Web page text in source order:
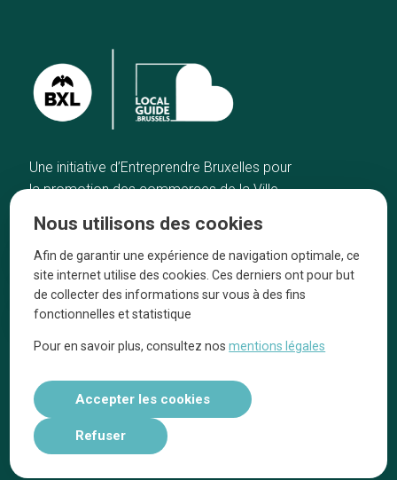
Une initiative d’Entreprendre Bruxelles pour
la promotion des commerces de la Ville
Accueil
Bonnes adresses
Quartiers
Blog
Tops 10
Artisans
A propos
On parle de nous
Nous utilisons des cookies
Afin de garantir une expérience de navigation optimale, ce
site internet utilise des cookies. Ces derniers ont pour but
de collecter des informations sur vous à des fins
fonctionnelles et statistique
Pour en savoir plus, consultez nosmentions légales
Accepter les cookies
Refuser